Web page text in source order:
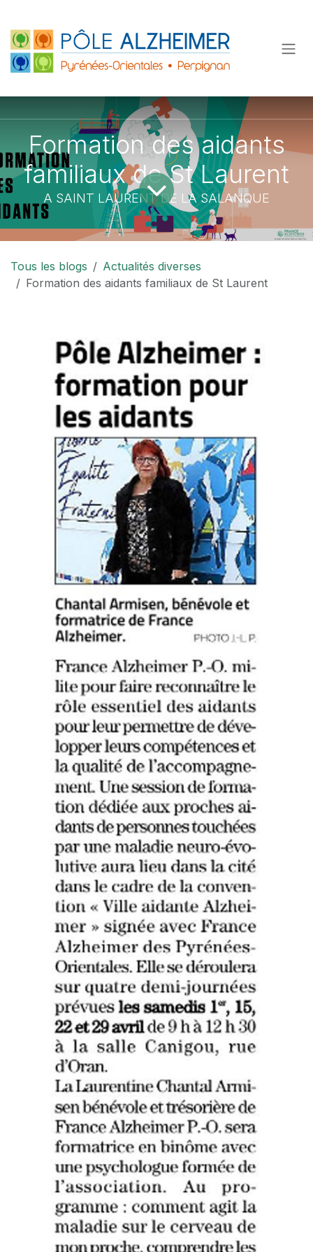
Formation des aidants
familiaux de St Laurent
A SAINT LAURENT DE LA SALANQUE
Tous les blogs
Actualités diverses
Formation des aidants familiaux de St Laurent